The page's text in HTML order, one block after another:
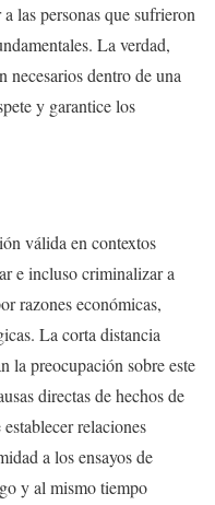
las personas que sufrieron
La verdad,
dentro de una
y garantice los
válida en contextos
e incluso criminalizar a
razones económicas,
La corta distancia
la preocupación sobre este
directas de hechos de
relaciones
a los ensayos de
y al mismo tiempo